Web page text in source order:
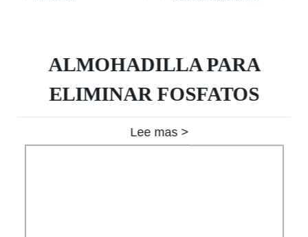
ALMOHADILLA PARA
ELIMINAR FOSFATOS
Lee mas >